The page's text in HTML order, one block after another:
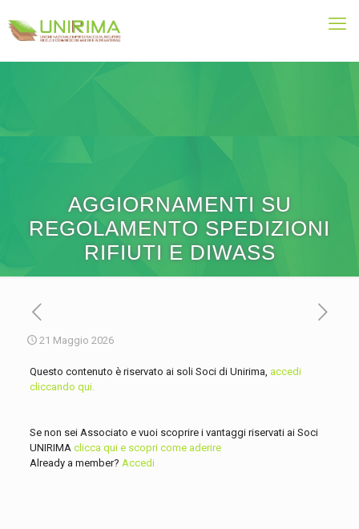
AGGIORNAMENTI SU
REGOLAMENTO SPEDIZIONI
RIFIUTI E DIWASS
21 Maggio 2026
Questo contenuto è riservato ai soli Soci di Unirima, accedi
cliccando qui.
Se non sei Associato e vuoi scoprire i vantaggi riservati ai Soci
UNIRIMA clicca qui e scopri come aderire
Already a member? Accedi